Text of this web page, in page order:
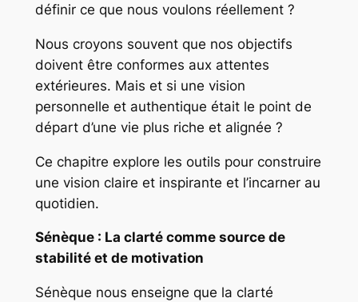
définir ce que nous voulons réellement ?
Nous croyons souvent que nos objectifs
doivent être conformes aux attentes
extérieures. Mais et si une vision
personnelle et authentique était le point de
départ d’une vie plus riche et alignée ?
Ce chapitre explore les outils pour construire
une vision claire et inspirante et l’incarner au
quotidien.
Sénèque : La clarté comme source de
stabilité et de motivation
Sénèque nous enseigne que la clarté